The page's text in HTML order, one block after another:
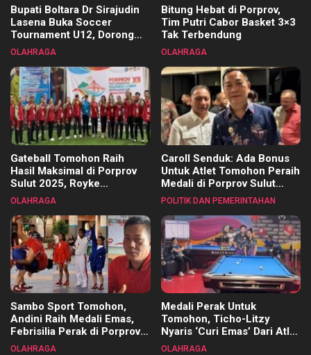
Bupati Boltara Dr Sirajudin
Lasena Buka Soccer
Tournament U12, Dorong
Pembinaan Merata di Setiap
OLAHRAGA
Bitung Hebat di Porprov,
Tim Putri Cabor Basket 3×3
Tak Terbendung
OLAHRAGA
Gateball Tomohon Raih
Hasil Maksimal di Porprov
Sulut 2025, Royke
Tangkawarouw Ucapkan
OLAHRAGA
Caroll Senduk: Ada Bonus
Untuk Atlet Tomohon Peraih
Medali di Porprov Sulut
2025
POLITIK DAN PEMERINTAHAN
Sambo Sport Tomohon,
Andini Raih Medali Emas,
Febrisilia Perak di Porprov
Sulut 2025
OLAHRAGA
Medali Perak Untuk
Tomohon, Ticho-Litzy
Nyaris ‘Curi Emas’ Dari Atlet
Biliar PON di Porprov Sulut
OLAHRAGA